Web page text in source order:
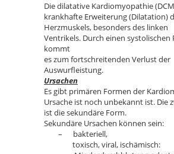
Die dilatative Kardiomyopathie
krankhafte Erweiterung (Dilatation)
Herzmuskels, besonders des linken
Ventrikels. Durch einen systolischen
kommt
es zum fortschreitenden Verlust der
Auswurfleistung.
Ursachen
Es gibt primären Formen der
Ursache ist noch unbekannt ist. Die
ist die sekundäre Form.
Sekundäre Ursachen können sein:
– bakteriell,
toxisch, viral, ischämisch: